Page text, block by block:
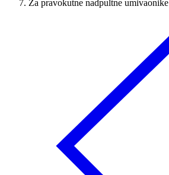
Za pravokutne nadpultne umivaonike